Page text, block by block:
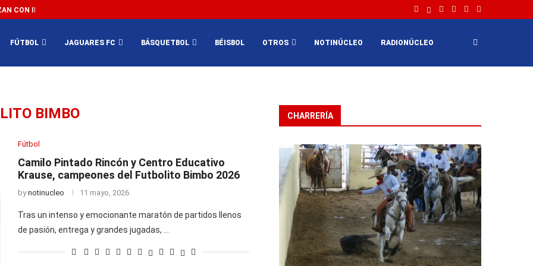
CON IMPEDIR EL MÉXICO VS SUDÁFRICA...
FÚTBOL JAGUARES FC BÁSQUETBOL BÉISBOL OTROS NOTINÚCLEO RADIONÚCLEO
BIMBO
Fútbol
Camilo Pintado Rincón y Centro Educativo
Krause, campeones del Futbolito Bimbo 2026
bynotinucleo 11 mayo, 2026
Tras un intenso y emocionante maratón de partidos llenos
de pasión, entrega y grandes jugadas, …
CHARRERÍA